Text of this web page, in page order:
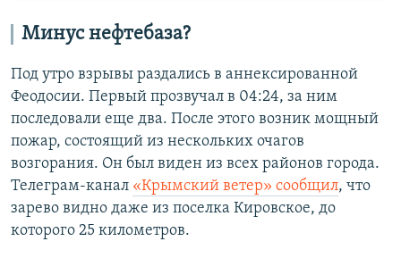
Минус нефтебаза?
Под утро взрывы раздались в аннексированной
Феодосии. Первый прозвучал в 04:24, за ним
последовали еще два. После этого возник мощный
пожар, состоящий из нескольких очагов
возгорания. Он был виден из всех районов города.
Телеграм-канал «Крымский ветер» сообщил, что
зарево видно даже из поселка Кировское, до
которого 25 километров.